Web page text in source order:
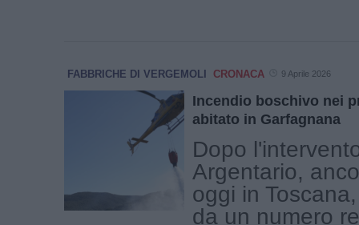
FABBRICHE DI VERGEMOLI CRONACA 9 Aprile 2026
Incendio boschivo nei
abitato in Garfagnana
Dopo
Argentario,
oggi in
da un numero